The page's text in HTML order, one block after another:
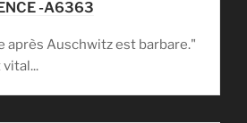
-A6363
après Auschwitz est barbare."